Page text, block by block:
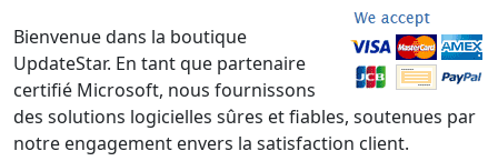
Bienvenue dans la boutique
UpdateStar. En tant que partenaire
certifié Microsoft, nous fournissons
des solutions logicielles sûres et fiables, soutenues par
notre engagement envers la satisfaction client.